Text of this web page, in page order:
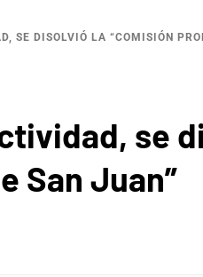
SE DISOLVIÓ LA “COMISIÓN
se
San Juan”